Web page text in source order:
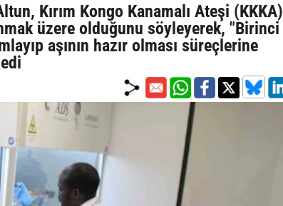
Kırım Kongo Kanamalı Ateşi (KKKA)
üzere olduğunu söyleyerek, "Birinci
aşının hazır olması süreçlerine